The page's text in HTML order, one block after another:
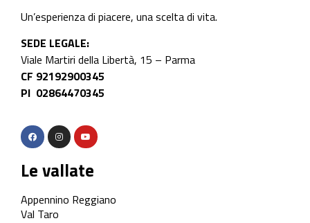
Un’esperienza di piacere, una scelta di vita.
SEDE LEGALE:
Viale Martiri della Libertà, 15 – Parma
CF 92192900345
PI 02864470345
Le vallate
Appennino Reggiano
Val Taro